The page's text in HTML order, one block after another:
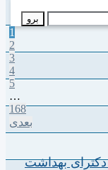
1
2
3
4
5
…
168
بعدی
بهداشت